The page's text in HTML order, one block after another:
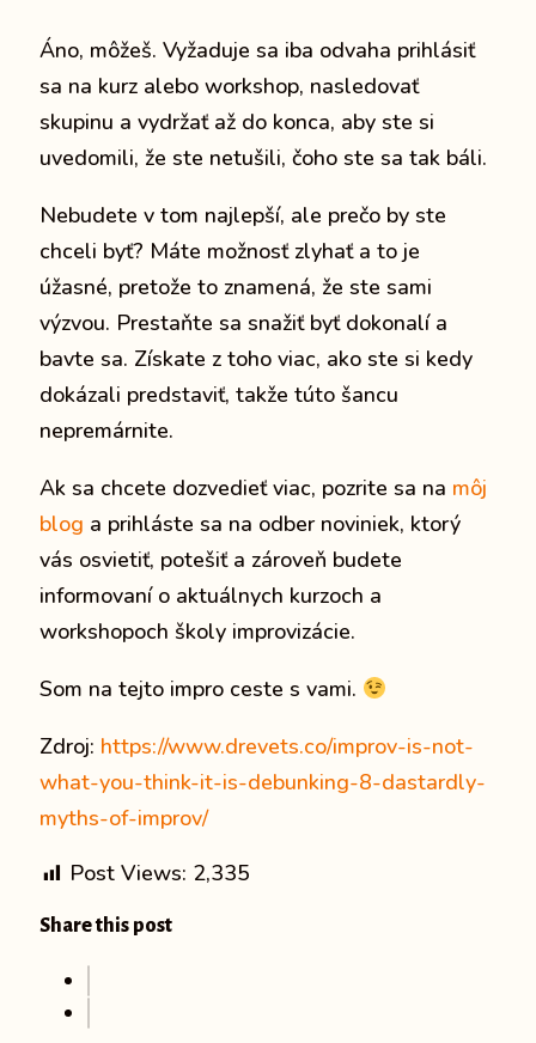
Áno, môžeš. Vyžaduje sa iba odvaha prihlásiť
sa na kurz alebo workshop, nasledovať
skupinu a vydržať až do konca, aby ste si
uvedomili, že ste netušili, čoho ste sa tak báli.
Nebudete v tom najlepší, ale prečo by ste
chceli byť? Máte možnosť zlyhať a to je
úžasné, pretože to znamená, že ste sami
výzvou. Prestaňte sa snažiť byť dokonalí a
bavte sa. Získate z toho viac, ako ste si kedy
dokázali predstaviť, takže túto šancu
nepremárnite.
Ak sa chcete dozvedieť viac, pozrite sa na môj
blog a prihláste sa na odber noviniek, ktorý
vás osvietiť, potešiť a zároveň budete
informovaní o aktuálnych kurzoch a
workshopoch školy improvizácie.
Som na tejto impro ceste s vami.
Zdroj: https://www.drevets.co/improv-is-not-
what-you-think-it-is-debunking-8-dastardly-
myths-of-improv/
Post Views: 2,335
Share this post